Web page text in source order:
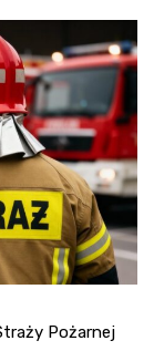
Pożarnej